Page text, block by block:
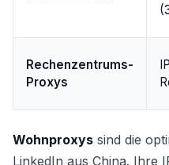
Rechenzentrums-
Proxys
Wohnproxys sind die
LinkedIn aus China. Ihre